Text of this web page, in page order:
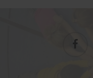
facebook